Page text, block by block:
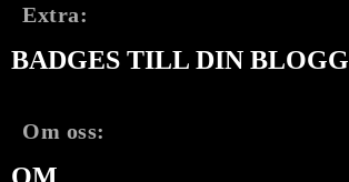
Extra:
BADGES TILL DIN BLOGG
Om oss:
OM